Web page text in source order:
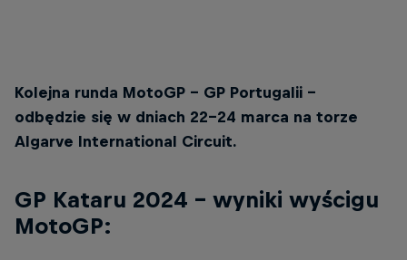
Kolejna runda MotoGP – GP Portugalii –
odbędzie się w dniach 22-24 marca na torze
Algarve International Circuit.
GP Kataru 2024 – wyniki wyścigu
MotoGP: